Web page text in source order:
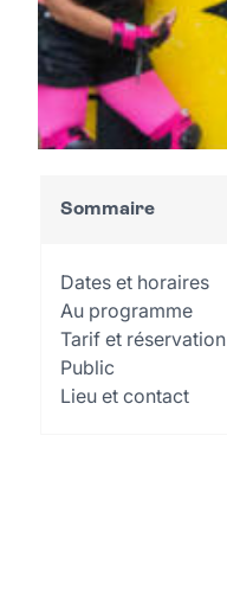
Sommaire
Dates et horaires
Au programme
Tarif et réservation
Public
Lieu et contact